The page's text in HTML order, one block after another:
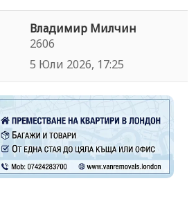
Владимир Милчин
2606
5 Юли 2026, 17:25